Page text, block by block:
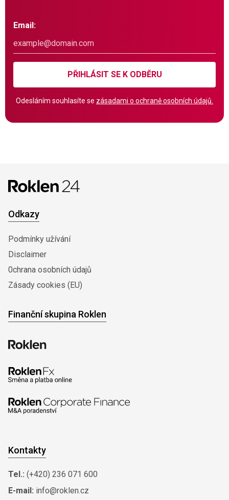
Email:
PŘIHLÁSIT SE K ODBĚRU
Odesláním souhlasíte se zásadami o ochraně osobních údajů.
Odkazy
Podmínky užívání
Disclaimer
0chrana osobních údajů
Zásady cookies (EU)
Finanční skupina Roklen
Kontakty
Tel.: (+420) 236 071 600
E-mail: info@roklen.cz